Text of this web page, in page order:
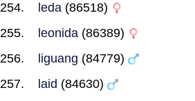
leda (86518)
leonida (86389)
liguang (84779)
laid (84630)